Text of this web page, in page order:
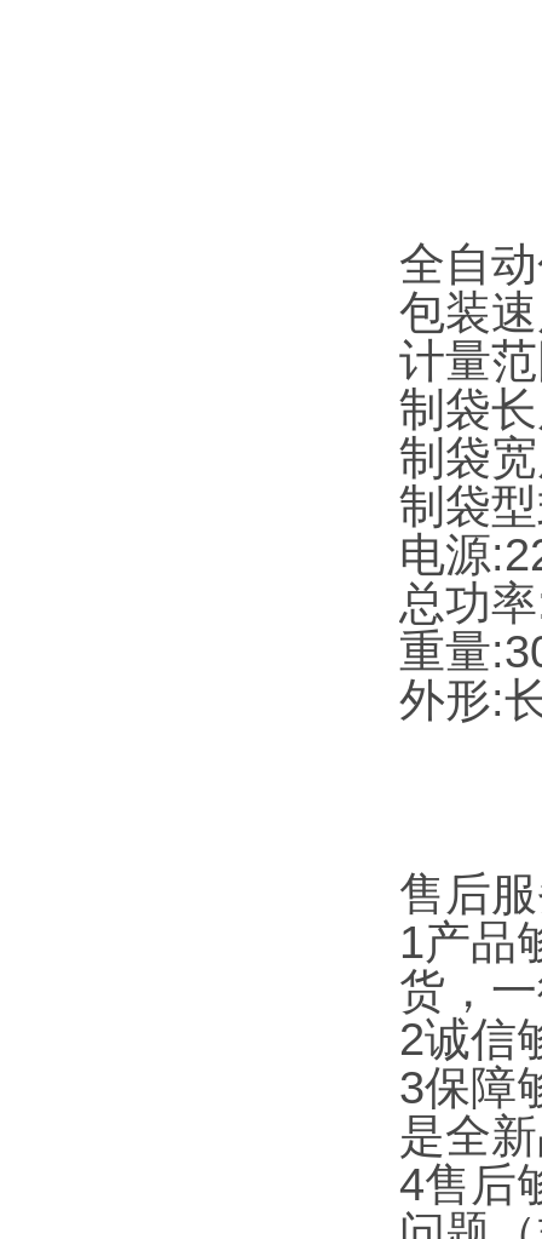
全自
包装
计量
制袋
制袋
制袋
电源
总功
重量
外形:
售后
1产品
货，
2诚信
3保障
是全
4售后